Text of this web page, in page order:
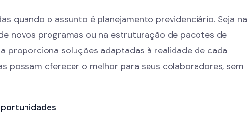
quando o assunto é planejamento previdenciário. Seja na
novos programas ou na estruturação de pacotes de
proporciona soluções adaptadas à realidade de cada
possam oferecer o melhor para seus colaboradores, sem